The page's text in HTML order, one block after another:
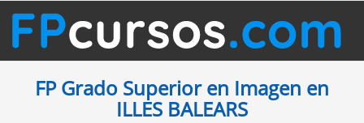
FP Grado Superior en Imagen en
ILLES BALEARS